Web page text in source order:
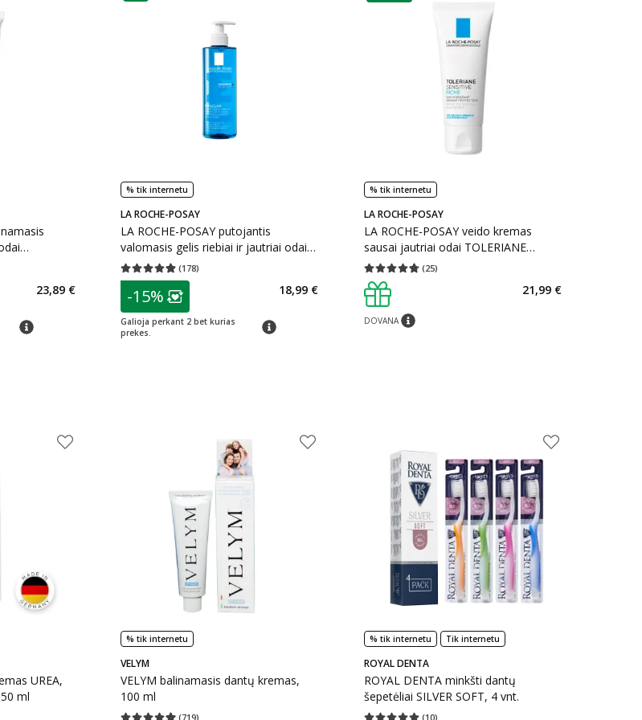
40 ml
narių nuolaida:
patarimas
23,89 €
% tik internetu
LA ROCHE-POSAY
LA ROCHE-POSAY putojantis
valomasis gelis riebiai ir jautriai odai
EFFACLAR, 400 ml
(178)
Vidutinis įvertinimas 4.85
patarimas
Lojalumo klubo narių nuolaida:
-15%
Galioja perkant 2 bet kurias
prekes.
patarimas
18,99 €
% tik internetu
LA ROCHE-POSAY
LA ROCHE-POSAY veido kremas
sausai jautriai odai TOLERIANE
SENSITIVE RICH, 40 ml
(25)
Vidutinis įvertinimas 4.76
DOVANApatarimas
21,99 €
UREA,
ml
% tik internetu
VELYM
VELYM balinamasis dantų kremas,
100 ml
(719)
% tik internetu Tik internetu
ROYAL DENTA
ROYAL DENTA minkšti dantų
šepetėliai SILVER SOFT, 4 vnt.
(10)